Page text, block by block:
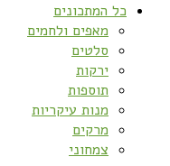
כל המתכונים
מאפים ולחמים
סלטים
ירקות
תוספות
מנות עיקריות
מרקים
צמחוני